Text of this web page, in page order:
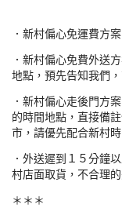
．新村偏心免運費方
．新村偏心免費外送
地點，預先告知我們
．新村偏心走後門方
的時間地點，直接備
市，請優先配合新村時
．外送遲到１５分鐘
村店面取貨，不合理
＊＊＊